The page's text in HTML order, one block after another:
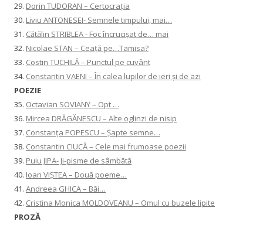
29. Dorin TUDORAN – Certocrația
30. Liviu ANTONESEI- Semnele timpului, mai…
31. Cătălin STRIBLEA - Foc încrucișat de… mai
32. Nicolae STAN – Ceață pe…Tamisa?
33. Costin TUCHILĂ – Punctul pe cuvânt
34. Constantin VAENI – În calea lupilor de ieri și de azi
POEZIE
35. Octavian SOVIANY – Opt …
36. Mircea DRĂGĂNESCU – Alte oglinzi de nisip
37. Constanţa POPESCU – Șapte semne…
38. Constantin CIUCĂ – Cele mai frumoase poezii
39. Puiu JIPA- Ji-pisme de sâmbătă
40. Ioan VIȘTEA – Două poeme…
41. Andreea GHICA – Băi…
42. Cristina Monica MOLDOVEANU – Omul cu buzele lipite
PROZĂ